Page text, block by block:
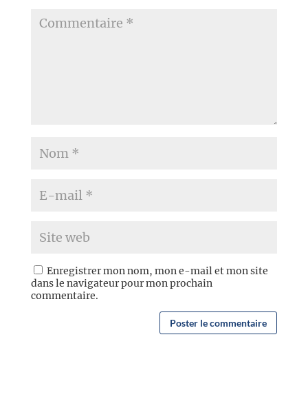
Enregistrer mon nom, mon e-mail et mon site
dans le navigateur pour mon prochain
commentaire.